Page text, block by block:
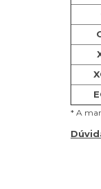
* A